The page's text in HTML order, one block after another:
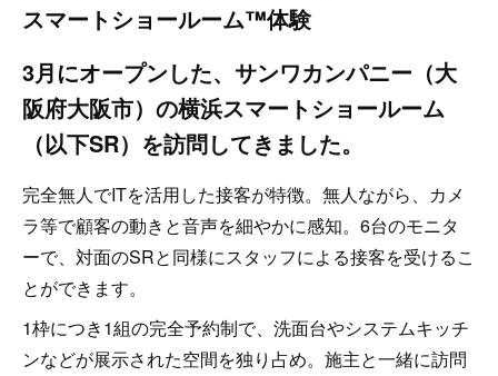
スマートショールーム™体験
3月にオープンした、サンワカンパニー（大
阪府大阪市）の横浜スマートショールーム
（以下SR）を訪問してきました。
完全無人でITを活用した接客が特徴。無人ながら、カメ
ラ等で顧客の動きと音声を細やかに感知。6台のモニタ
ーで、対面のSRと同様にスタッフによる接客を受けるこ
とができます。
1枠につき1組の完全予約制で、洗面台やシステムキッチ
ンなどが展示された空間を独り占め。施主と一緒に訪問